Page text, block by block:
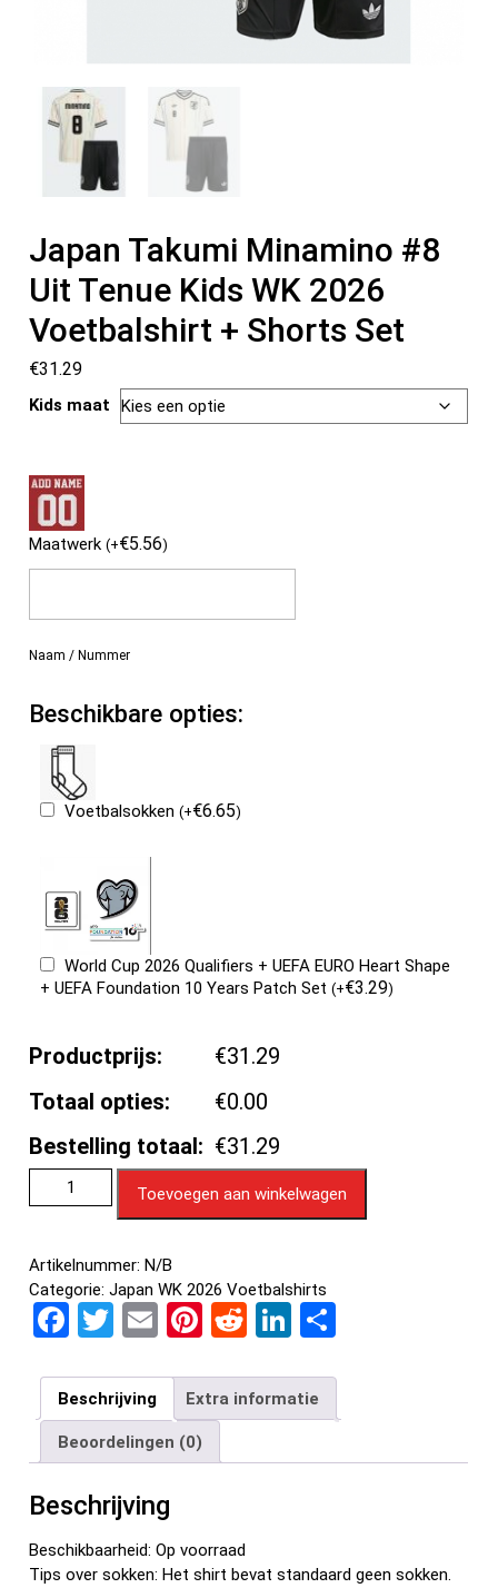
Japan Takumi Minamino #8
Uit Tenue Kids WK 2026
Voetbalshirt + Shorts Set
€31.29
Kids maat
Maatwerk(+€5.56)
Naam / Nummer
Beschikbare opties:
Voetbalsokken(+€6.65)
World Cup 2026 Qualifiers + UEFA EURO Heart Shape
+ UEFA Foundation 10 Years Patch Set(+€3.29)
Productprijs:
€31.29
Totaal opties:
€0.00
Bestelling totaal: €31.29
Toevoegen aan winkelwagen
Artikelnummer:N/B
Categorie:Japan WK 2026 Voetbalshirts
F
ce
b
o
o
k
T
tt
er
E
ail
Pi
er
es
t
R
d
di
t
Li
ke
dI
n
e
n
Beschrijving Extra informatie
Beoordelingen (0)
Beschrijving
Beschikbaarheid: Op voorraad
Tips over sokken: Het shirt bevat standaard geen sokken.